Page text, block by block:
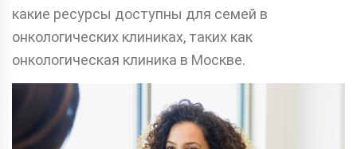
какие ресурсы доступны для семей в
онкологических клиниках, таких как
онкологическая клиника в Москве.